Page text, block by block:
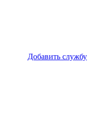
Добавить службу